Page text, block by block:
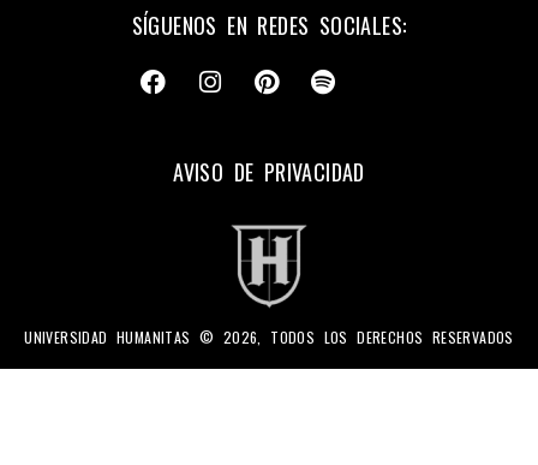
SÍGUENOS EN REDES SOCIALES:
AVISO DE PRIVACIDAD
UNIVERSIDAD HUMANITAS © 2026, TODOS LOS DERECHOS RESERVADOS